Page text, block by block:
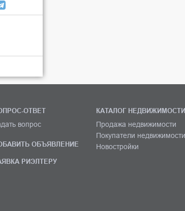
ОТВЕТ
вопрос
ОБЪЯВЛЕНИЕ
РИЭЛТЕРУ
КАТАЛОГ НЕДВИЖИМОСТИ
Продажа недвижимости
Покупатели недвижимости
Новостройки